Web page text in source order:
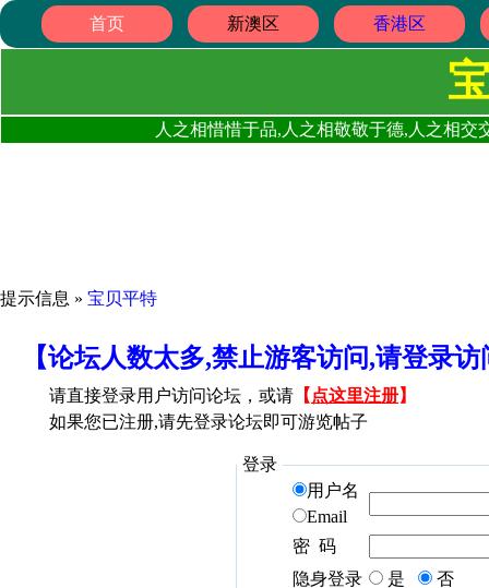
首页 新澳区 香港区
人之相惜惜于品,人之相敬敬于德,人之相
提示信息 » 宝贝平特
【论坛人数太多,禁止游客访问,请登录
请直接登录用户访问论坛，或请 【 点这里注册】
如果您已注册,请先登录论坛即可游览帖子
登录
用户名
Email
密 码
隐身登录
是 否